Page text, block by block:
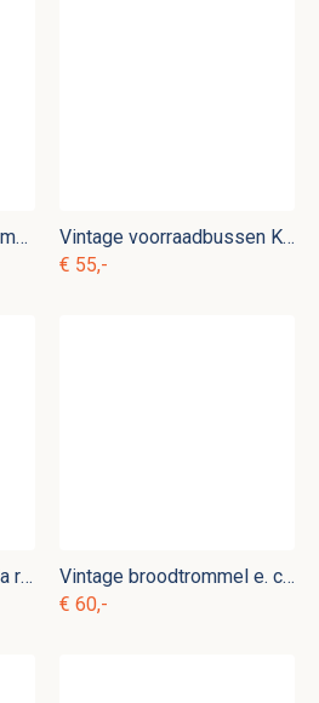
Vintage crème broodtrommel e. c 4
Vintage voorraadbussen Koffie Thee Suiker e. c 9
€ 55,-
Vintage Zand Zeep Soda rek e. c 1
Vintage broodtrommel e. c 3
€ 60,-